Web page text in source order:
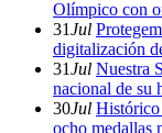
Olímpico con
31Jul
digitalización
31Jul Nuestra
nacional de su
30Jul Histórico
ocho medallas